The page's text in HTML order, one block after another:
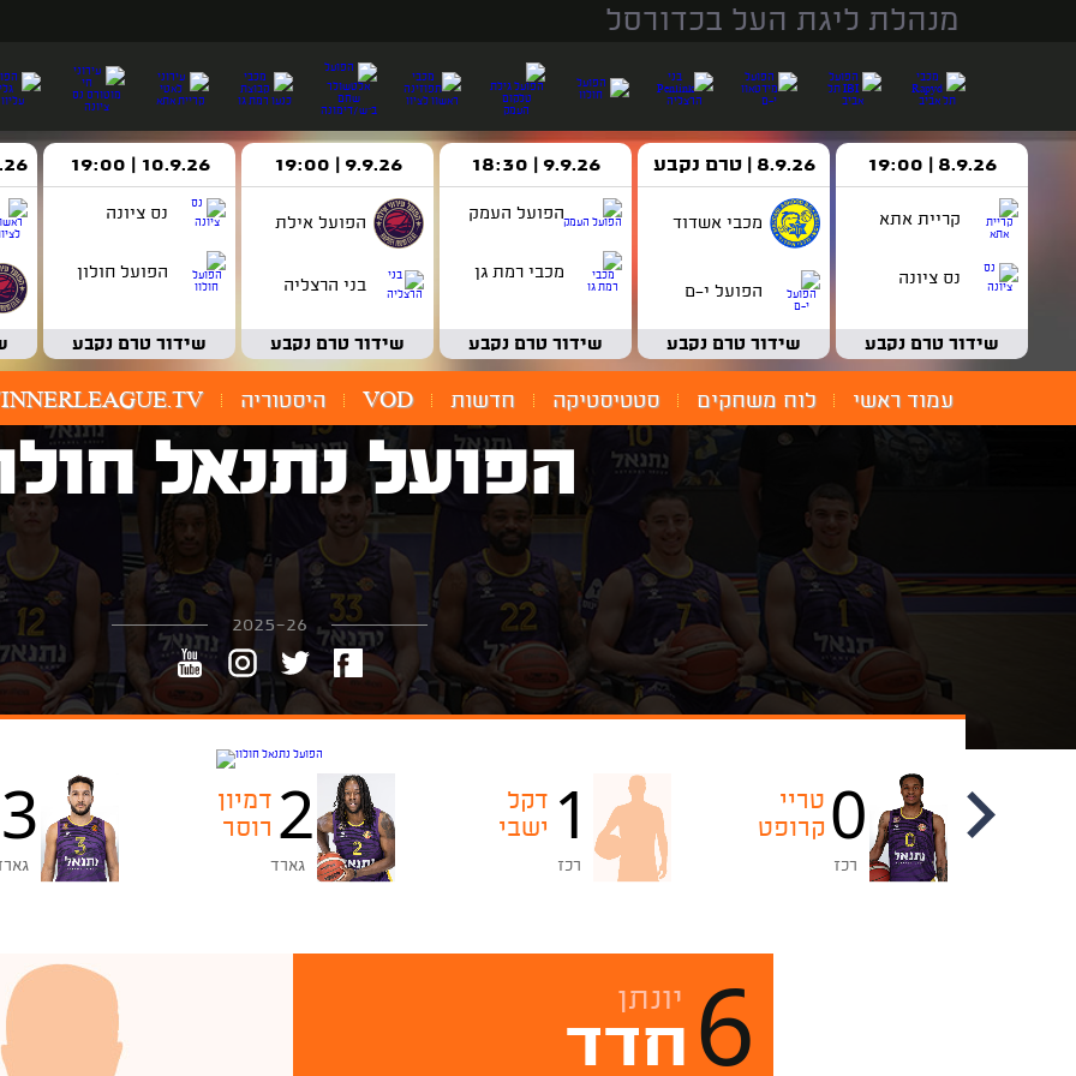
מנהלת ליגת העל בכדורסל
8.9.26 | 19:00
קריית אתא
נס ציונה
שידור טרם נקבע
8.9.26 | טרם נקבע
מכבי אשדוד
הפועל י-ם
שידור טרם נקבע
9.9.26 | 18:30
הפועל העמק
מכבי רמת גן
שידור טרם נקבע
9.9.26 | 19:00
הפועל אילת
בני הרצליה
שידור טרם נקבע
10.9.26 | 19:00
נס ציונה
הפועל חולון
שידור טרם נקבע
עמוד ראשי לוח משחקים סטטיסטיקה חדשות VOD היסטוריה
הפועל נתנאל
2025-26
אקסבייר
מנפורד
0 טריי
קרופט
רכז
1 דקל
ישבי
רכז
2 דמיון
רוסר
גארד
3
6 יונתן
חדד